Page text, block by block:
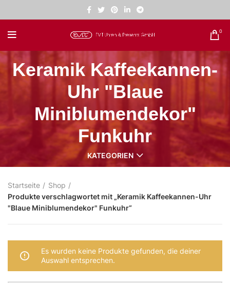
0
Keramik Kaffeekannen-
Uhr "Blaue
Miniblumendekor"
Funkuhr
KATEGORIEN
Startseite
Shop
Produkte verschlagwortet mit „Keramik Kaffeekannen-Uhr
"Blaue Miniblumendekor" Funkuhr“
Es wurden keine Produkte gefunden, die deiner
Auswahl entsprechen.